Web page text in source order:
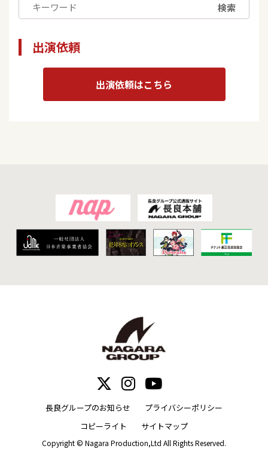
検索
出演依頼
出演依頼はこちら
長良グループのお知らせ
プライバシーポリシー
コピーライト
サイトマップ
Copyright © Nagara Production,Ltd All Rights Reserved.